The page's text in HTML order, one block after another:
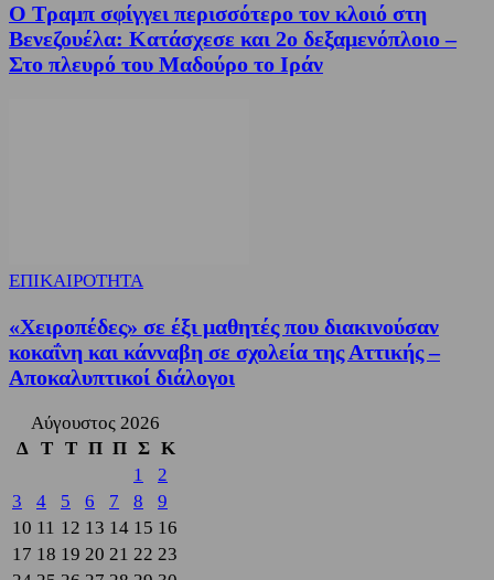
Ο Τραμπ σφίγγει περισσότερο τον κλοιό στη
Βενεζουέλα: Κατάσχεσε και 2ο δεξαμενόπλοιο –
Στο πλευρό του Μαδούρο το Ιράν
ΕΠΙΚΑΙΡΟΤΗΤΑ
«Χειροπέδες» σε έξι μαθητές που διακινούσαν
κοκαΐνη και κάνναβη σε σχολεία της Αττικής –
Αποκαλυπτικοί διάλογοι
Αύγουστος 2026
Δ
Τ Τ Π Π Σ Κ
1
2
3
4 5 6 7 8
9
10 11 12 13 14 15 16
17 18 19 20 21 22 23